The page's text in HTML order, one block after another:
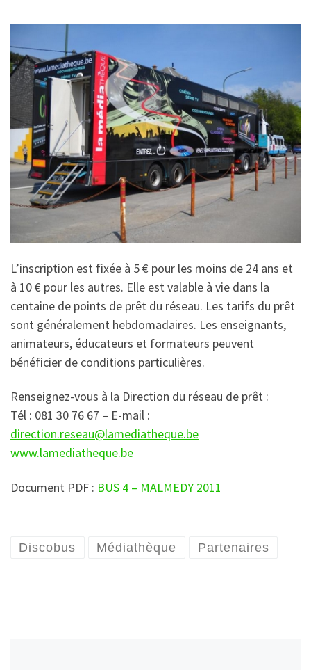
L’inscription est fixée à 5 € pour les moins de 24 ans et
à 10 € pour les autres. Elle est valable à vie dans la
centaine de points de prêt du réseau. Les tarifs du prêt
sont généralement hebdomadaires. Les enseignants,
animateurs, éducateurs et formateurs peuvent
bénéficier de conditions particulières.
Renseignez-vous à la Direction du réseau de prêt :
Tél : 081 30 76 67 – E-mail :
direction.reseau@lamediatheque.be
www.lamediatheque.be
Document PDF : BUS 4 – MALMEDY 2011
Discobus Médiathèque Partenaires